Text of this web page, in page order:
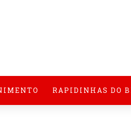
RAPIDINHAS DO